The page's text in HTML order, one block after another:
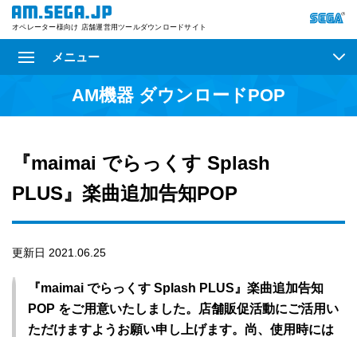
オペレーター様向け 店舗運営用ツールダウンロードサイト
メニュー
AM機器 ダウンロードPOP
『maimai でらっくす Splash
PLUS』楽曲追加告知POP
更新日 2021.06.25
『maimai でらっくす Splash PLUS』楽曲追加告知
POP をご用意いたしました。店舗販促活動にご活用い
ただけますようお願い申し上げます。尚、使用時には